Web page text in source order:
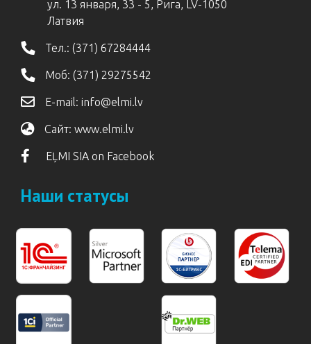
ул. 13 января, 33 - 5, Рига, LV-1050
Латвия
Тел.: (371) 67284444
Моб: (371) 29275542
E-mail: info@elmi.lv
Сайт: www.elmi.lv
EĻMI SIA on Facebook
Наши статусы